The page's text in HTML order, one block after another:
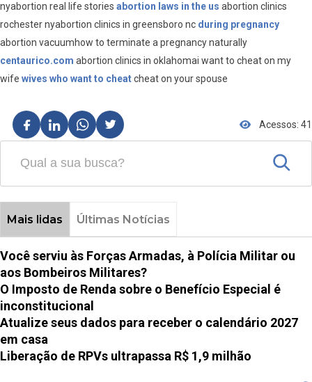
nyabortion real life stories abortion laws in the us abortion clinics
rochester nyabortion clinics in greensboro nc during pregnancy
abortion vacuumhow to terminate a pregnancy naturally
centaurico.com abortion clinics in oklahomai want to cheat on my
wife wives who want to cheatcheat on your spouse
Acessos: 41
Mais lidas Últimas Notícias
Você serviu às Forças Armadas, à Polícia Militar ou
aos Bombeiros Militares?
O Imposto de Renda sobre o Benefício Especial é
inconstitucional
Atualize seus dados para receber o calendário 2027
em casa
Liberação de RPVs ultrapassa R$ 1,9 milhão